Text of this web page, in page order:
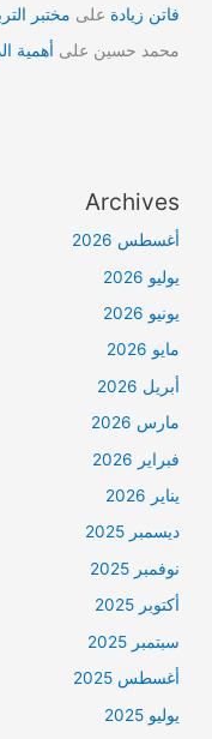
فاتن زيادة على مختبر
محمد حسين على أهمية
Archives
أغسطس 2026
يوليو 2026
يونيو 2026
مايو 2026
أبريل 2026
مارس 2026
فبراير 2026
يناير 2026
ديسمبر 2025
نوفمبر 2025
أكتوبر 2025
سبتمبر 2025
أغسطس 2025
يوليو 2025